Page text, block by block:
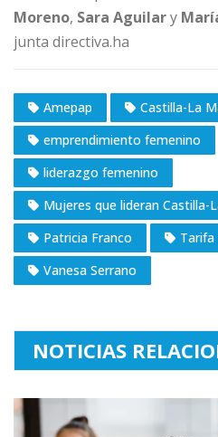
Moreno, Sara Aguilary
junta directiva.ha
Amepap
Castilla-La
emprendimiento femenino
liderazgo femenino
Mujeres que lideran Castilla-
Patricia Franco
Tarifa
Vanesa Serrano
NOTICIAS